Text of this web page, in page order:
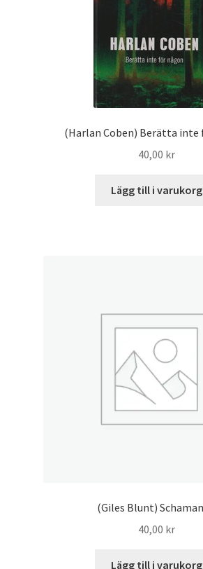
(Harlan Coben) Berätta inte
40,00 kr
Lägg till i varukorg
(Giles Blunt)
40,00 kr
Lägg till i varukorg